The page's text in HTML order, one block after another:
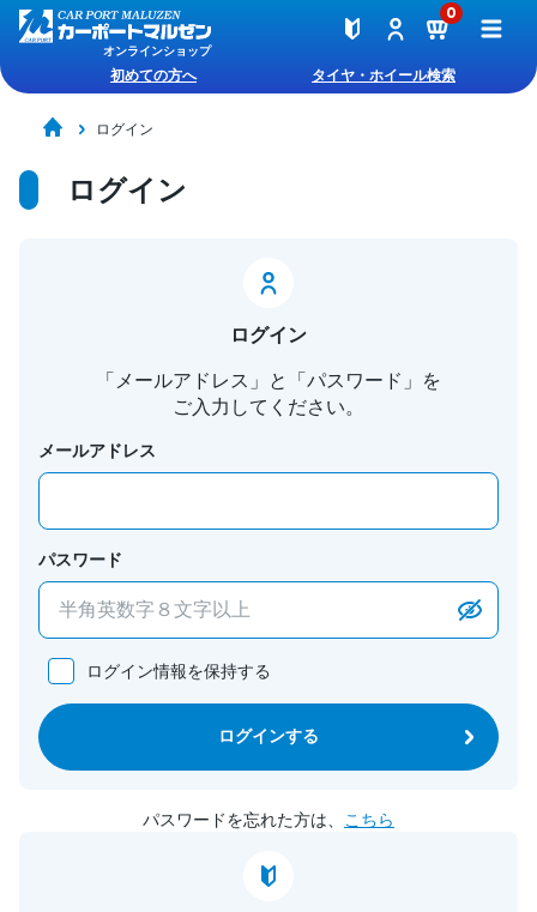
オンラインショップ
0
初めての方へ タイヤ・ホイール検索
ログイン
ログイン
ログイン
「メールアドレス」と「パスワード」を
ご入力してください。
メールアドレス
パスワード
ログイン情報を保持する
ログインする
パスワードを忘れた方は、 こちら